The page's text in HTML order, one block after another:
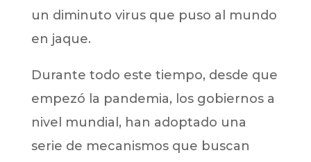
un diminuto virus que puso al mundo
en jaque.
Durante todo este tiempo, desde que
empezó la pandemia, los gobiernos a
nivel mundial, han adoptado una
serie de mecanismos que buscan